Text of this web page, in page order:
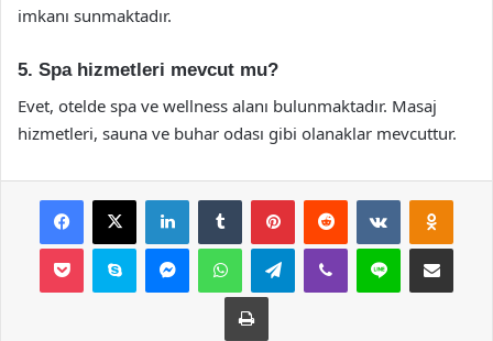
imkanı sunmaktadır.
5. Spa hizmetleri mevcut mu?
Evet, otelde spa ve wellness alanı bulunmaktadır. Masaj
hizmetleri, sauna ve buhar odası gibi olanaklar mevcuttur.
Facebook
X LinkedInTumblr PinterestReddit VKontakte
Pocket Skype MessengerWhatsAppTelegramViber Line E-Posta ile
Yazdır